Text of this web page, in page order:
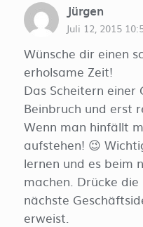
Jürgen
Juli 12, 2015
Wünsche dir einen
erholsame Zeit!
Das Scheitern einer
Beinbruch und erst
Wenn man hinfällt
aufstehen! 😉
lernen und es beim
machen. Drücke
nächste
erweist.